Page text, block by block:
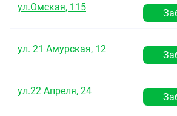
Нарушения со стороны нервной
функции.
ул.Омская, 115
ул. 21 Амурская, 12
ул.22 Апреля, 24